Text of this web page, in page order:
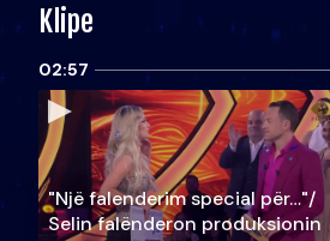
Klipe
02:57
"Një falenderim special për…"/
Selin falënderon produksionin